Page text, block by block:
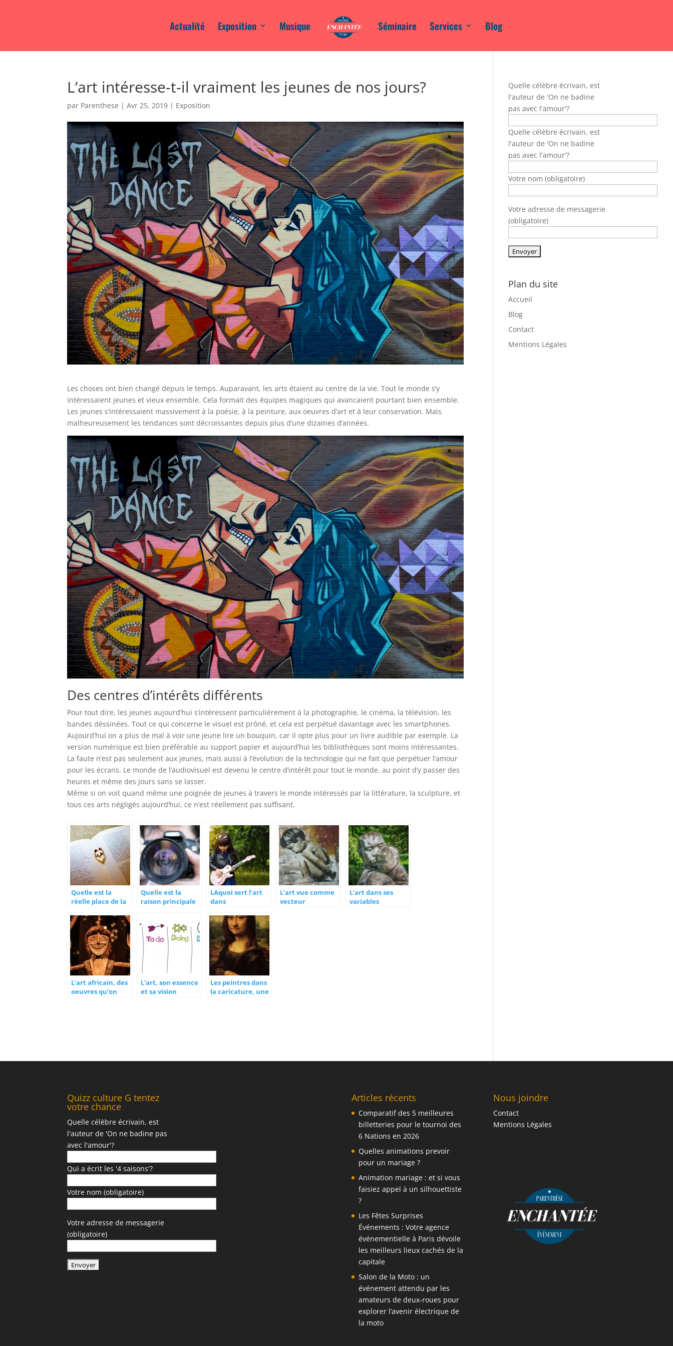
Actualité Exposition Musique Séminaire Services Blog
L’art intéresse-t-il vraiment les jeunes de nos jours?
par Parenthese |Avr 25, 2019 | Exposition
Les choses ont bien changé depuis le temps. Auparavant, les arts étaient au centre de la vie. Tout le monde s’y
intéressaient jeunes et vieux ensemble. Cela formait des équipes magiques qui avancaient pourtant bien ensemble.
Les jeunes s’intéressaient massivement à la poésie, à la peinture, aux oeuvres d’art et à leur conservation. Mais
malheureusement les tendances sont décroissantes depuis plus d’une dizaines d’années.
Des centres d’intérêts différents
Pour tout dire, les jeunes aujourd’hui s’intéressent particulièrement à la photographie, le cinéma, la télévision, les
bandes déssinées. Tout ce qui concerne le visuel est prôné, et cela est perpétué davantage avec les smartphones.
Aujourd’hui on a plus de mal à voir une jeune lire un bouquin, car il opte plus pour un livre audible par exemple. La
version numérique est bien préférable au support papier et aujourd’hui les bibliothèques sont moins intéressantes.
La faute n’est pas seulement aux jeunes, mais aussi à l’évolution de la technologie qui ne fait que perpétuer l’amour
pour les écrans. Le monde de l’audiovisuel est devenu le centre d’intérêt pour tout le monde, au point d’y passer des
heures et même des jours sans se lasser.
Même si on voit quand même une poignée de jeunes à travers le monde intéressés par la littérature, la sculpture, et
tous ces arts négligés aujourd’hui, ce n’est réellement pas suffisant.
Quelle est la
réelle place de la
monde de l’art
actuel ?
Quelle est la
raison principale
photographique ?
LAquoi sert l’art
dans
L’art vue comme
vecteur
L’art dans ses
variables
L’art africain, des
oeuvres qu’on
L’art, son essence
et sa vision
Les peintres dans
la caricature, une
Quelle célèbre écrivain, est
l'auteur de 'On ne badine
pas avec l'amour'?
Quelle célèbre écrivain, est
l'auteur de 'On ne badine
pas avec l'amour'?
Votre nom (obligatoire)
Votre adresse de messagerie
(obligatoire)
Plan du site
Accueil
Blog
Contact
Mentions Légales
Quizz culture G tentez
votre chance
Quelle célèbre écrivain, est
l'auteur de 'On ne badine pas
avec l'amour'?
Qui a écrit les '4 saisons'?
Votre nom (obligatoire)
Votre adresse de messagerie
(obligatoire)
Articles récents
Comparatif des 5 meilleures
billetteries pour le tournoi des
6 Nations en 2026
Quelles animations prevoir
pour un mariage ?
Animation mariage : et si vous
faisiez appel à un silhouettiste
?
Les Fêtes Surprises
Événements : Votre agence
événementielle à Paris dévoile
les meilleurs lieux cachés de la
capitale
Salon de la Moto : un
événement attendu par les
amateurs de deux-roues pour
explorer l’avenir électrique de
la moto
Nous joindre
Contact
Mentions Légales